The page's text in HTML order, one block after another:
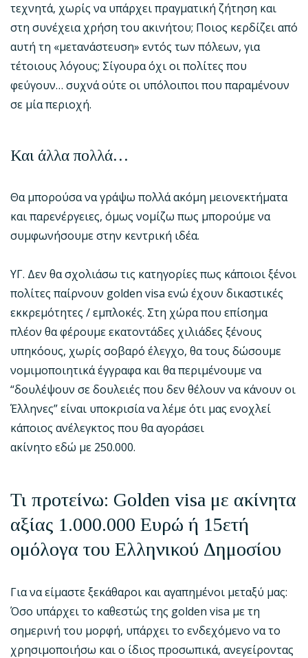
τεχνητά, χωρίς να υπάρχει πραγματική ζήτηση και
στη συνέχεια χρήση του ακινήτου; Ποιος κερδίζει από
αυτή τη «μετανάστευση» εντός των πόλεων, για
τέτοιους λόγους; Σίγουρα όχι οι πολίτες που
φεύγουν… συχνά ούτε οι υπόλοιποι που παραμένουν
σε μία περιοχή.
Και άλλα πολλά…
Θα μπορούσα να γράψω πολλά ακόμη μειονεκτήματα
και παρενέργειες, όμως νομίζω πως μπορούμε να
συμφωνήσουμε στην κεντρική ιδέα.
ΥΓ. Δεν θα σχολιάσω τις κατηγορίες πως κάποιοι ξένοι
πολίτες παίρνουν golden visa ενώ έχουν δικαστικές
εκκρεμότητες / εμπλοκές. Στη χώρα που επίσημα
πλέον θα φέρουμε εκατοντάδες χιλιάδες ξένους
υπηκόους, χωρίς σοβαρό έλεγχο, θα τους δώσουμε
νομιμοποιητικά έγγραφα και θα περιμένουμε να
“δουλέψουν σε δουλειές που δεν θέλουν να κάνουν οι
Έλληνες” είναι υποκρισία να λέμε ότι μας ενοχλεί
κάποιος ανέλεγκτος που θα αγοράσει
ακίνητο εδώ με 250.000.
Τι προτείνω: Golden visa με ακίνητα
αξίας 1.000.000 Ευρώ ή 15ετή
ομόλογα του Ελληνικού Δημοσίου
Για να είμαστε ξεκάθαροι και αγαπημένοι μεταξύ μας:
Όσο υπάρχει το καθεστώς της golden visa με τη
σημερινή του μορφή, υπάρχει το ενδεχόμενο να το
χρησιμοποιήσω και ο ίδιος προσωπικά, ανεγείροντας